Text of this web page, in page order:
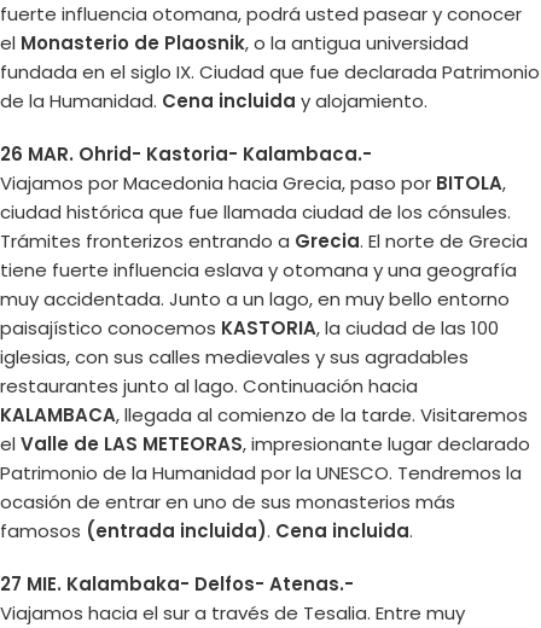
fuerte influencia otomana, podrá usted pasear y conocer
el Monasterio de Plaosnik, o la antigua universidad
fundada en el siglo IX. Ciudad que fue declarada Patrimonio
de la Humanidad. Cena incluida y alojamiento.
26 MAR. Ohrid- Kastoria- Kalambaca.-
Viajamos por Macedonia hacia Grecia, paso por BITOLA,
ciudad histórica que fue llamada ciudad de los cónsules.
Trámites fronterizos entrando a Grecia. El norte de Grecia
tiene fuerte influencia eslava y otomana y una geografía
muy accidentada. Junto a un lago, en muy bello entorno
paisajístico conocemos KASTORIA, la ciudad de las 100
iglesias, con sus calles medievales y sus agradables
restaurantes junto al lago. Continuación hacia
KALAMBACA, llegada al comienzo de la tarde. Visitaremos
el Valle de LAS METEORAS, impresionante lugar declarado
Patrimonio de la Humanidad por la UNESCO. Tendremos la
ocasión de entrar en uno de sus monasterios más
famosos (entrada incluida). Cena incluida.
27 MIE. Kalambaka- Delfos- Atenas.-
Viajamos hacia el sur a través de Tesalia. Entre muy